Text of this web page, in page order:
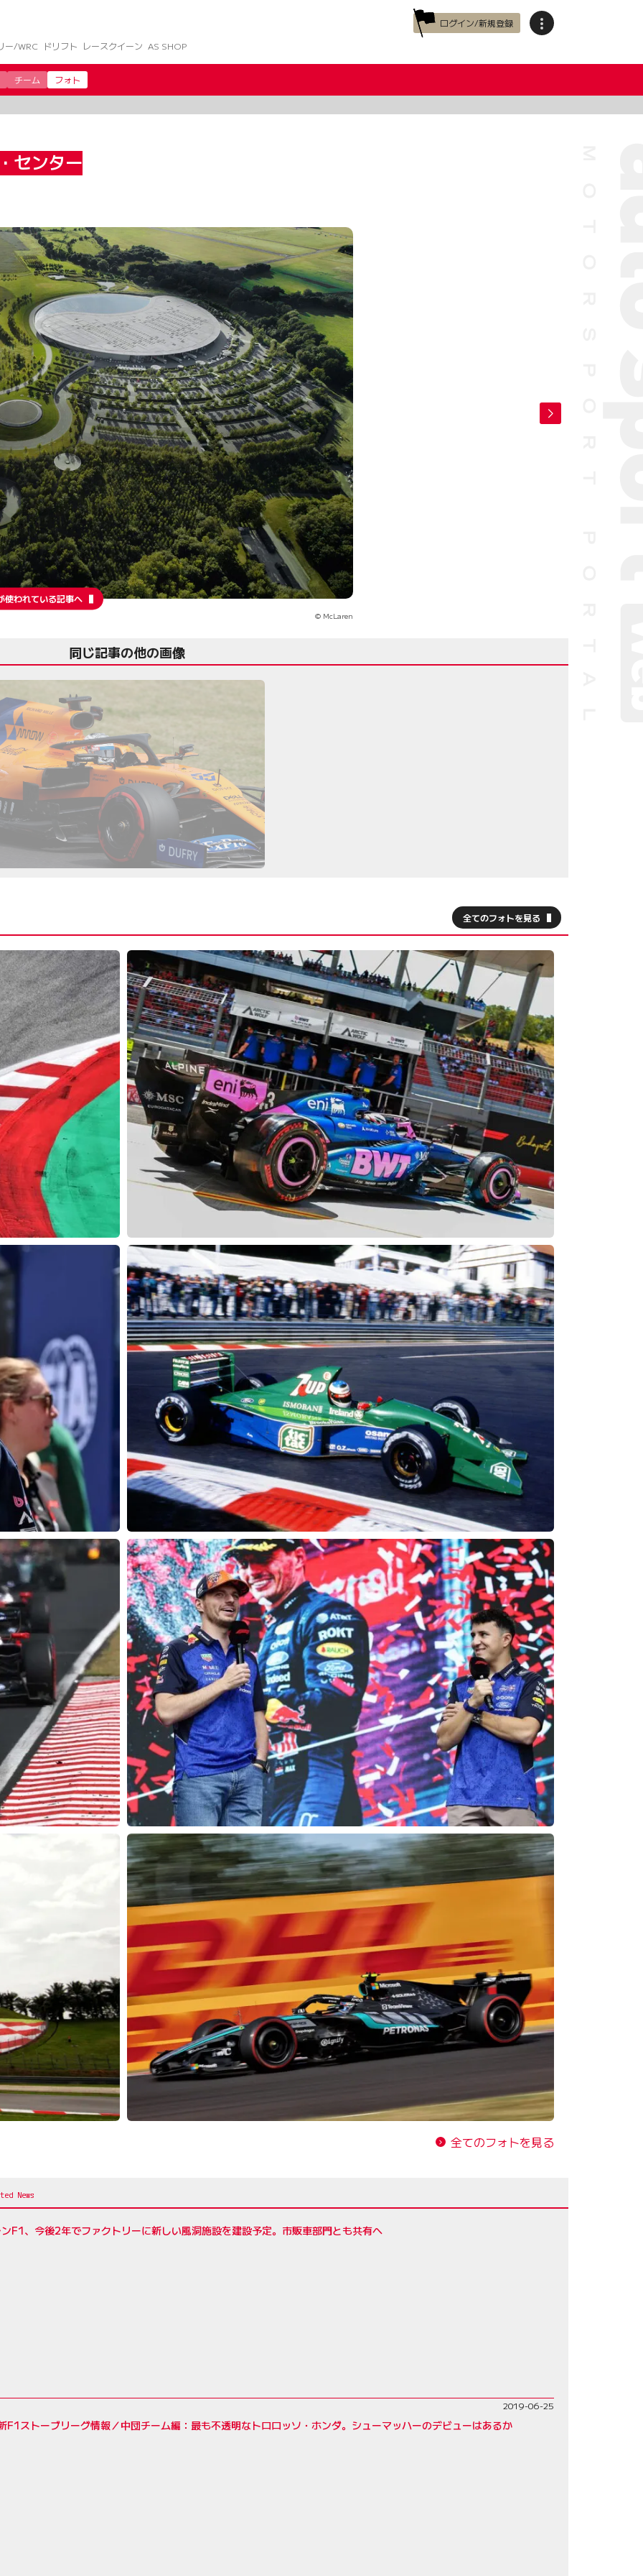
ログイン/新規登録
ー/WRC
ドリフト レースクイーン AS SHOP
チーム フォト
センター
使われている記事へ
© McLaren
同じ記事の他の画像
全てのフォトを見る
全てのフォトを見る
F1、今後2年でファクトリーに新しい風洞施設を建設予定。市販車部門とも共有へ
2019-06-25
F1ストーブリーグ情報／中団チーム編：最も不透明なトロロッソ・ホンダ。シューマッハーのデビューはあるか